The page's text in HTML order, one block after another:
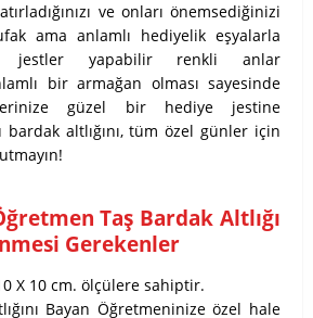
ve onları önemsediğinizi
ama anlamlı hediyelik eşyalarla
jestler yapabilir renkli anlar
bir armağan olması sayesinde
güzel bir hediye jestine
altlığını, tüm özel günler için
Taş Bardak Altlığı
Gerekenler
X 10 cm. ölçülere sahiptir.
Bayan Öğretmeninize özel hale